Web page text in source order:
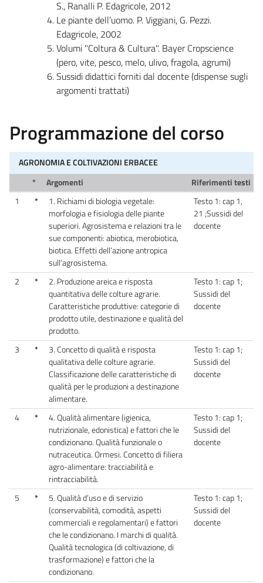
S., Ranalli P. Edagricole, 2012
Le piante dell’uomo. P. Viggiani, G. Pezzi.
Edagricole, 2002
Volumi "Coltura & Cultura". Bayer Cropscience
(pero, vite, pesco, melo, ulivo, fragola, agrumi)
Sussidi didattici forniti dal docente (dispense sugli
argomenti trattati)
Programmazione del corso
AGRONOMIA E COLTIVAZIONI ERBACEE
*
Argomenti
Riferimenti testi
1
*
1. Richiami di biologia vegetale:
morfologia e fisiologia delle piante
superiori. Agrosistema e relazioni tra le
sue componenti: abiotica, merobiotica,
biotica. Effetti dell’azione antropica
sull’agrosistema.
Testo 1: cap 1,
21 ;Sussidi del
docente
2 *
2. Produzione areica e risposta
quantitativa delle colture agrarie.
Caratteristiche produttive: categorie di
prodotto utile, destinazione e qualità del
prodotto.
Testo 1: cap 1;
Sussidi del
docente
3 *
3. Concetto di qualità e risposta
qualitativa delle colture agrarie.
Classificazione delle caratteristiche di
qualità per le produzioni a destinazione
alimentare.
Testo 1: cap 1;
Sussidi del
docente
4 *
4. Qualità alimentare (igienica,
nutrizionale, edonistica) e fattori che le
condizionano. Qualità funzionale o
nutraceutica. Ormesi. Concetto di filiera
agro-alimentare: tracciabilità e
rintracciabilità.
Testo 1: cap 1;
Sussidi del
docente
5 *
5. Qualità d’uso e di servizio
(conservabilità, comodità, aspetti
commerciali e regolamentari) e fattori
che le condizionano. I marchi di qualità.
Qualità tecnologica (di coltivazione, di
trasformazione) e fattori che la
condizionano.
Testo 1: cap 1;
Sussidi del
docente